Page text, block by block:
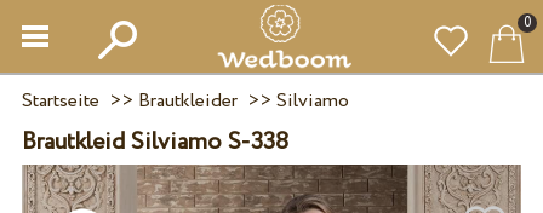
0
Startseite >> Brautkleider>> Silviamo
Brautkleid Silviamo S-338